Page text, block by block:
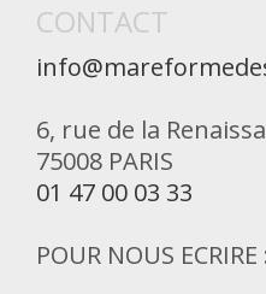
CONTACT
6, rue de la
75008 PARIS
01 47 00 03 33
POUR NOUS ECRIRE :